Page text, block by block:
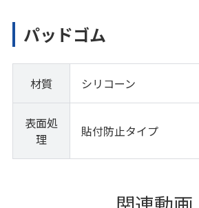
パッドゴム
材質 シリコーン
表面処
理
貼付防止タイプ